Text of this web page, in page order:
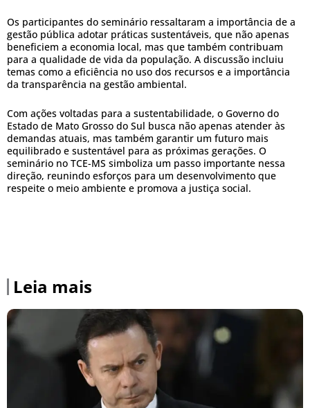
Os participantes do seminário ressaltaram a importância de a
gestão pública adotar práticas sustentáveis, que não apenas
beneficiem a economia local, mas que também contribuam
para a qualidade de vida da população. A discussão incluiu
temas como a eficiência no uso dos recursos e a importância
da transparência na gestão ambiental.
Com ações voltadas para a sustentabilidade, o Governo do
Estado de Mato Grosso do Sul busca não apenas atender às
demandas atuais, mas também garantir um futuro mais
equilibrado e sustentável para as próximas gerações. O
seminário no TCE-MS simboliza um passo importante nessa
direção, reunindo esforços para um desenvolvimento que
respeite o meio ambiente e promova a justiça social.
Leia mais